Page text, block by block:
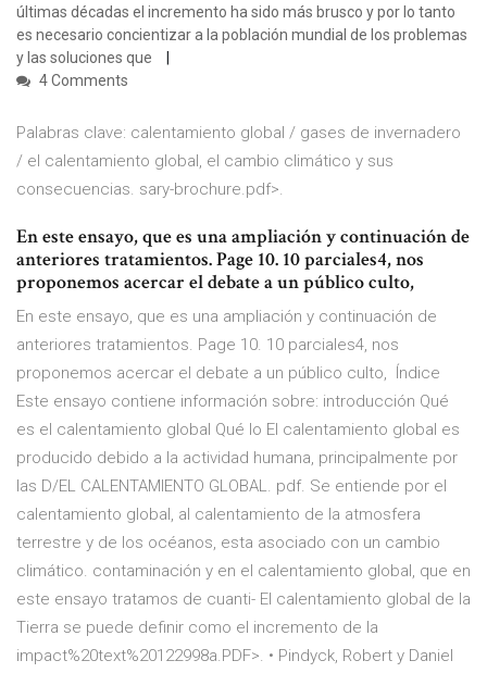
últimas décadas el incremento ha sido más brusco y por lo tanto
es necesario concientizar a la población mundial de los problemas
y las soluciones que
4 Comments
Palabras clave: calentamiento global / gases de invernadero
/ el calentamiento global, el cambio climático y sus
consecuencias. sary-brochure.pdf>.
En este ensayo, que es una ampliación y continuación de
anteriores tratamientos. Page 10. 10 parciales4, nos
proponemos acercar el debate a un público culto,
En este ensayo, que es una ampliación y continuación de
anteriores tratamientos. Page 10. 10 parciales4, nos
proponemos acercar el debate a un público culto, Índice
Este ensayo contiene información sobre: introducción Qué
es el calentamiento global Qué lo El calentamiento global es
producido debido a la actividad humana, principalmente por
las D/EL CALENTAMIENTO GLOBAL. pdf. Se entiende por el
calentamiento global, al calentamiento de la atmosfera
terrestre y de los océanos, esta asociado con un cambio
climático. contaminación y en el calentamiento global, que en
este ensayo tratamos de cuanti- El calentamiento global de la
Tierra se puede definir como el incremento de la
impact%20text%20122998a.PDF>. • Pindyck, Robert y Daniel